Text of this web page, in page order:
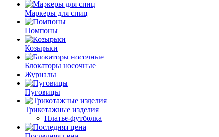
Маркеры для спиц
Помпоны
Козырьки
Блокаторы носочные
Журналы
Пуговицы
Трикотажные изделия
Платье-футболка